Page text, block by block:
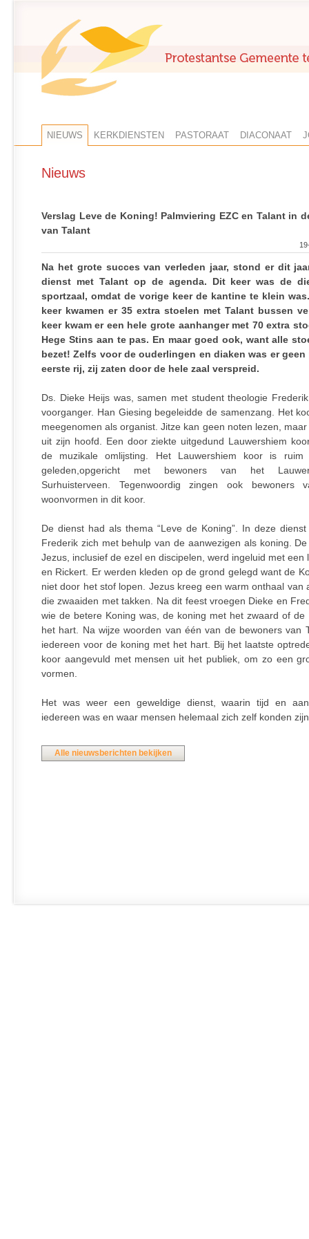
NIEUWS KERKDIENSTEN PASTORAAT DIACONAAT
Nieuws
Verslag Leve de Koning! Palmviering EZC en Talant in
van Talant
Na het grote succes van verleden jaar, stond er dit
dienst met Talant op de agenda. Dit keer was de
sportzaal, omdat de vorige keer de kantine te klein
keer kwamen er 35 extra stoelen met Talant bussen
keer kwam er een hele grote aanhanger met 70 extra
Hege Stins aan te pas. En maar goed ook, want alle
bezet! Zelfs voor de ouderlingen en diaken was er geen
eerste rij, zij zaten door de hele zaal verspreid.
Ds. Dieke Heijs was, samen met student theologie
voorganger. Han Giesing begeleidde de samenzang. Het
meegenomen als organist. Jitze kan geen noten lezen,
uit zijn hoofd. Een door ziekte uitgedund Lauwershiem
de muzikale omlijsting. Het Lauwershiem koor is ruim
geleden,opgericht met bewoners van het
Surhuisterveen. Tegenwoordig zingen ook bewoners
woonvormen in dit koor.
De dienst had als thema “Leve de Koning”. In deze dienst
Frederik zich met behulp van de aanwezigen als koning.
Jezus, inclusief de ezel en discipelen, werd ingeluid met een
en Rickert. Er werden kleden op de grond gelegd want de
niet door het stof lopen. Jezus kreeg een warm onthaal van
die zwaaiden met takken. Na dit feest vroegen Dieke en
wie de betere Koning was, de koning met het zwaard of de
het hart. Na wijze woorden van één van de bewoners van
iedereen voor de koning met het hart. Bij het laatste
koor aangevuld met mensen uit het publiek, om zo een
vormen.
Het was weer een geweldige dienst, waarin tijd en
iedereen was en waar mensen helemaal zich zelf konden
Alle nieuwsberichten bekijken